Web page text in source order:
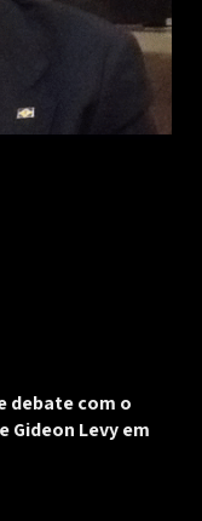
debate com o
Gideon Levy em